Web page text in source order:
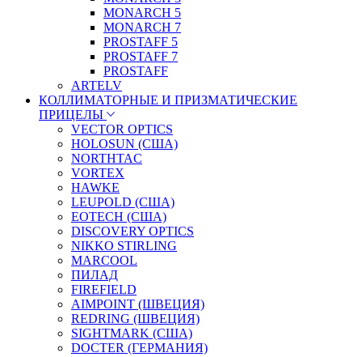
MONARCH 5
MONARCH 7
PROSTAFF 5
PROSTAFF 7
PROSTAFF
ARTELV
КОЛЛИМАТОРНЫЕ И ПРИЗМАТИЧЕСКИЕ
ПРИЦЕЛЫ
VECTOR OPTICS
HOLOSUN (США)
NORTHTAC
VORTEX
HAWKE
LEUPOLD (США)
EOTECH (США)
DISCOVERY OPTICS
NIKKO STIRLING
MARCOOL
ПИЛАД
FIREFIELD
AIMPOINT (ШВЕЦИЯ)
REDRING (ШВЕЦИЯ)
SIGHTMARK (США)
DOCTER (ГЕРМАНИЯ)